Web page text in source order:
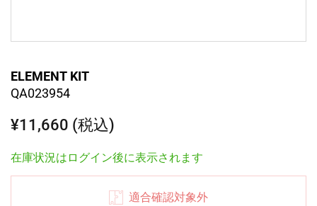
ELEMENT KIT
QA023954
¥11,660 (税込)
在庫状況はログイン後に表示されます
適合確認対象外